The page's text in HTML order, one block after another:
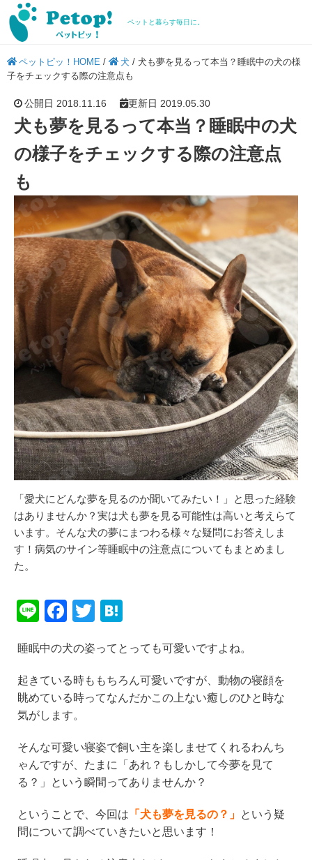
ペットと暮らす毎日に。
ペットピッ！HOME / 犬 / 犬も夢を見るって本当？睡眠中の犬の様
子をチェックする際の注意点も
公開日 2018.11.16 更新日 2019.05.30
犬も夢を見るって本当？睡眠中の犬
の様子をチェックする際の注意点
も
「愛犬にどんな夢を見るのか聞いてみたい！」と思った経験
はありませんか？実は犬も夢を見る可能性は高いと考えらて
います。そんな犬の夢にまつわる様々な疑問にお答えしま
す！病気のサイン等睡眠中の注意点についてもまとめまし
た。
Li
e
F
c
e
b
o
o
k
T
tt
er
e
n
a
睡眠中の犬の姿ってとっても可愛いですよね。
起きている時ももちろん可愛いですが、動物の寝顔を
眺めている時ってなんだかこの上ない癒しのひと時な
気がします。
そんな可愛い寝姿で飼い主を楽しませてくれるわんち
ゃんですが、たまに「あれ？もしかして今夢を見て
る？」という瞬間ってありませんか？
ということで、今回は 「犬も夢を見るの？」 という疑
問について調べていきたいと思います！